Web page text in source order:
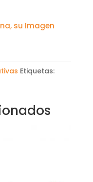
su Imagen
Etiquetas: